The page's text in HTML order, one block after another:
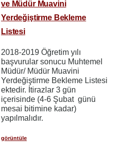
ve Müdür Muavini
Yerdeğiştirme Bekleme
Listesi
2018-2019 Öğretim yılı
başvurular sonucu Muhtemel
Müdür/ Müdür Muavini
Yerdeğiştirme Bekleme Listesi
ektedir. İtirazlar 3 gün
içerisinde (4-6 Şubat günü
mesai bitimine kadar)
yapılmalıdır.
görüntüle